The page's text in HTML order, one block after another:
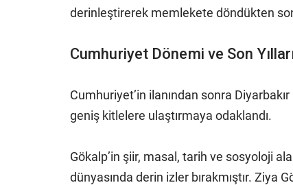
derinleştirerek memlekete döndükten
Cumhuriyet Dönemi ve Son
Cumhuriyet’in ilanından sonra
geniş kitlelere ulaştırmaya odaklandı.
Gökalp’in şiir, masal, tarih ve sosyoloji
dünyasında derin izler bırakmıştır. Ziya